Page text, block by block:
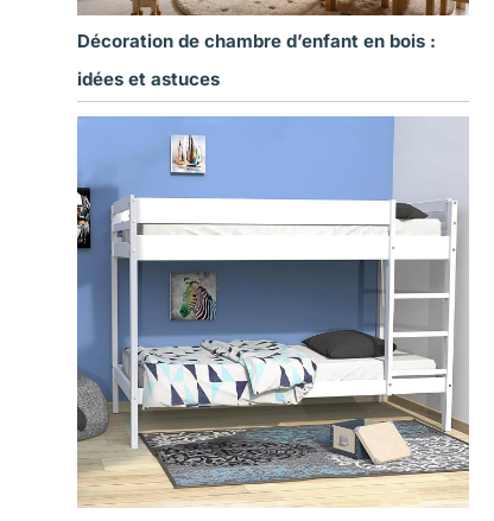
Décoration de chambre d’enfant en bois :
idées et astuces